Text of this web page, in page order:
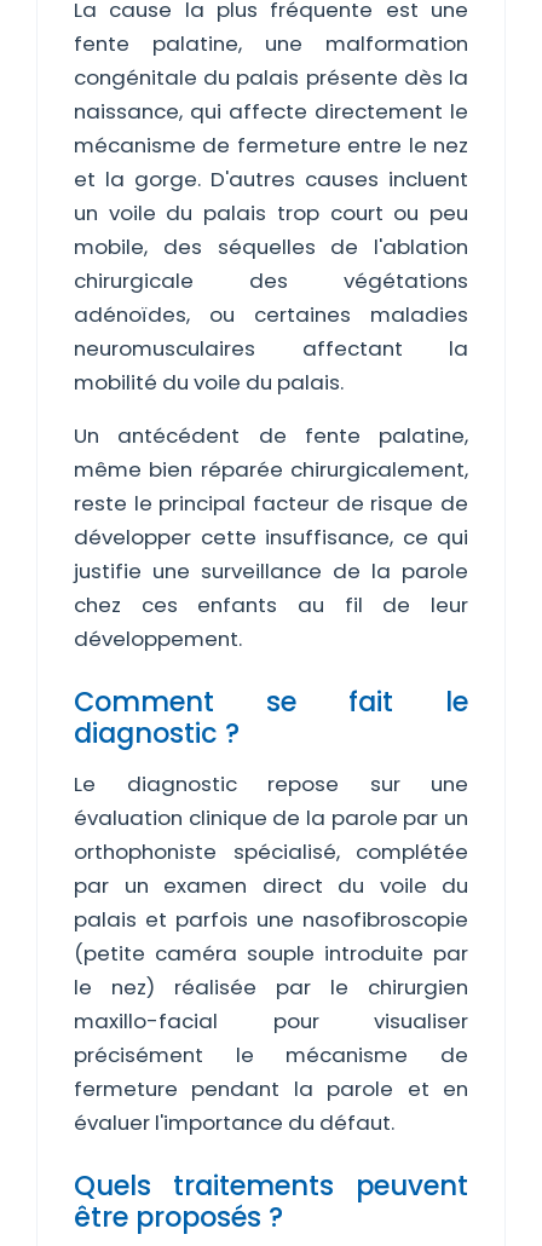
La cause la plus fréquente est une
fente palatine, une malformation
congénitale du palais présente dès la
naissance, qui affecte directement le
mécanisme de fermeture entre le nez
et la gorge. D'autres causes incluent
un voile du palais trop court ou peu
mobile, des séquelles de l'ablation
chirurgicale des végétations
adénoïdes, ou certaines maladies
neuromusculaires affectant la
mobilité du voile du palais.
Un antécédent de fente palatine,
même bien réparée chirurgicalement,
reste le principal facteur de risque de
développer cette insuffisance, ce qui
justifie une surveillance de la parole
chez ces enfants au fil de leur
développement.
Comment se fait le
diagnostic ?
Le diagnostic repose sur une
évaluation clinique de la parole par un
orthophoniste spécialisé, complétée
par un examen direct du voile du
palais et parfois une nasofibroscopie
(petite caméra souple introduite par
le nez) réalisée par le chirurgien
maxillo-facial pour visualiser
précisément le mécanisme de
fermeture pendant la parole et en
évaluer l'importance du défaut.
Quels traitements peuvent
être proposés ?